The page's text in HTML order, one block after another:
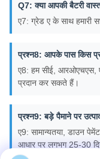
Q7: क्या आपकी बैटरी
ए7: ग्रेड ए के साथ हमारी
प्रश्न8: आपके पास किस
ए8: हम सीई, आरओएचएस,
प्रदान कर सकते हैं।
प्रश्न9: बड़े पैमाने पर
ए9: सामान्यतया, डाउन
आधार पर लगभग 25-30